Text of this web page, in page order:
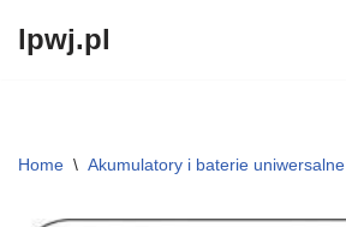
lpwj.pl
Home \ Akumulatory i baterie uniwersalne